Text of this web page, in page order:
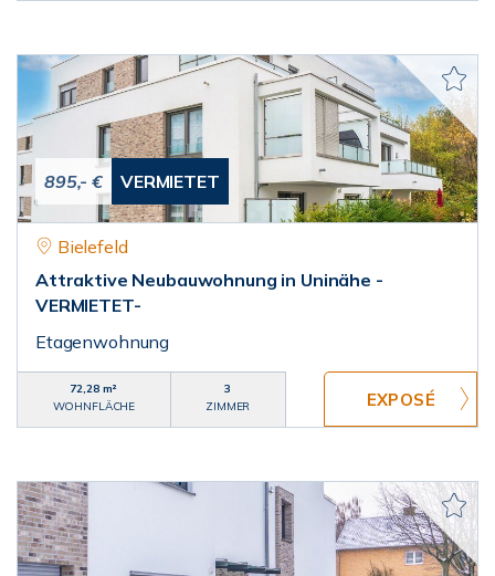
895,- € VERMIETET
Bielefeld
Attraktive Neubauwohnung in Uninähe -
VERMIETET-
Etagenwohnung
72,28 m²
WOHNFLÄCHE
3
ZIMMER